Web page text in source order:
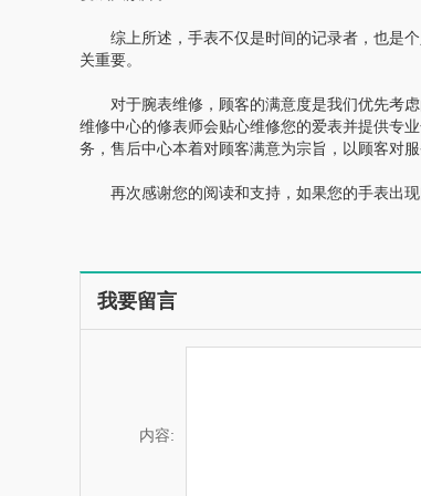
综上所述，手表不仅是时间的记录者，也是个
关重要。
对于腕表维修，顾客的满意度是我们优先考虑
维修中心的修表师会贴心维修您的爱表并提供专
务，售后中心本着对顾客满意为宗旨，以顾客对
再次感谢您的阅读和支持，如果您的手表出现
我要留言
内容: